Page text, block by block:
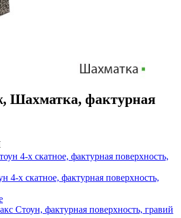
Шахматка, фактурная
4-х скатное, фактурная поверхность,